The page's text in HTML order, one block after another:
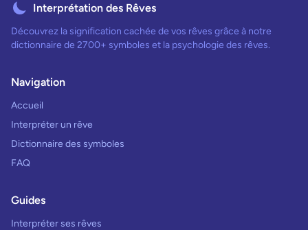
Interprétation des Rêves
Découvrez la signification cachée de vos rêves grâce à notre
dictionnaire de 2700+ symboles et la psychologie des rêves.
Navigation
Accueil
Interpréter un rêve
Dictionnaire des symboles
FAQ
Guides
Interpréter ses rêves